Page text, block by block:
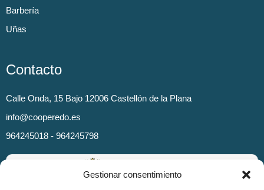
Gestionar consentimiento
Barbería
Uñas
Contacto
Calle Onda, 15 Bajo 12006 Castellón de la Plana
info@cooperedo.es
964245018 - 964245798